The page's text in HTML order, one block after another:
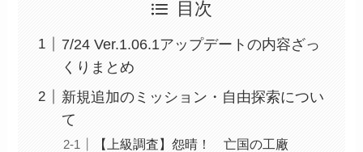
目次
7/24 Ver.1.06.1アップデートの内容ざっ
くりまとめ
新規追加のミッション・自由探索につい
て
【上級調査】怨晴！ 亡国の工廠